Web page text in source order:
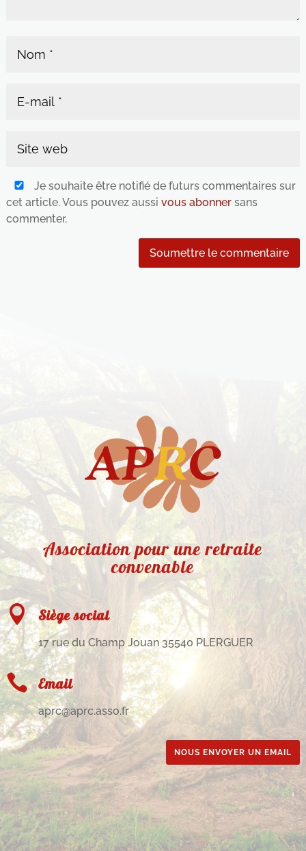
Je souhaite être notifié de futurs commentaires sur
cet article. Vous pouvez aussi vous abonnersans
commenter.
Soumettre le commentaire
Association pour une retraite
convenable
 Siège social
17 rue du Champ Jouan 35540 PLERGUER
 Email
aprc@aprc.asso.fr
NOUS ENVOYER UN EMAIL